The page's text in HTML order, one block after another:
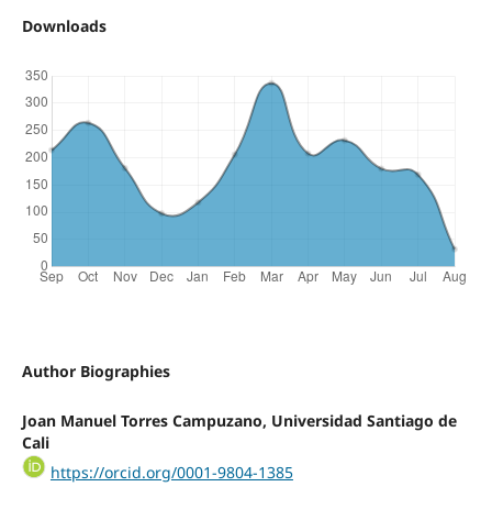
Downloads
Author Biographies
Joan Manuel Torres Campuzano, Universidad Santiago de
Cali
https://orcid.org/0001-9804-1385